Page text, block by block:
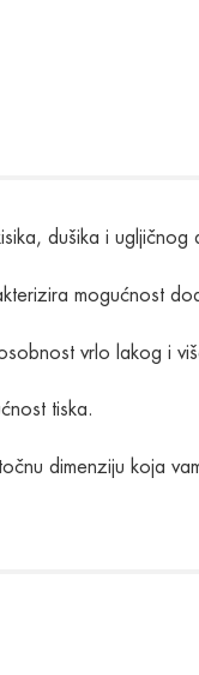
dušika i
mogućnost
vrlo lakog i
tiska.
dimenziju koja